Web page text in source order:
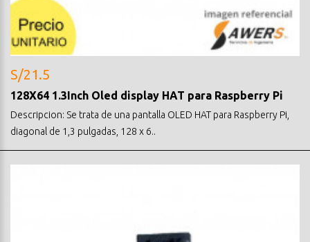
S/21.5
128X64 1.3Inch Oled display HAT para Raspberry Pi
Descripcion: Se trata de una pantalla OLED HAT para Raspberry Pi,
diagonal de 1,3 pulgadas, 128 x 6..